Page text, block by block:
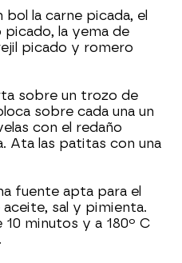
bol la carne picada, el
la yema de
picado y romero
sobre un trozo de
sobre cada una un
con el redaño
Ata las patitas con una
fuente apta para el
sal y pimienta.
10 minutos y a 180º C